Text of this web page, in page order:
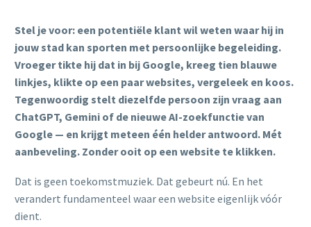
Stel je voor: een potentiële klant wil weten waar hij in
jouw stad kan sporten met persoonlijke begeleiding.
Vroeger tikte hij dat in bij Google, kreeg tien blauwe
linkjes, klikte op een paar websites, vergeleek en koos.
Tegenwoordig stelt diezelfde persoon zijn vraag aan
ChatGPT, Gemini of de nieuwe AI-zoekfunctie van
Google — en krijgt meteen één helder antwoord. Mét
aanbeveling. Zonder ooit op een website te klikken.
Dat is geen toekomstmuziek. Dat gebeurt nú. En het
verandert fundamenteel waar een website eigenlijk vóór
dient.